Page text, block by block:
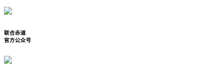
联合赤道
官方公众号